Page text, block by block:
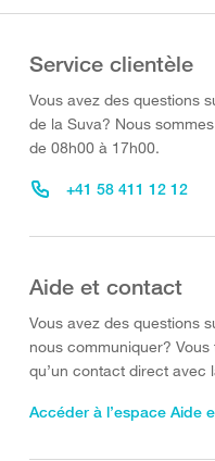
Service clientèle
Vous avez des questions
de la Suva? Nous
de 08h00 à 17h00.
+41 58 411 12 12
Aide et contact
Vous avez des questions
nous communiquer?
qu’un contact direct avec
Accéder à l’espace Aide